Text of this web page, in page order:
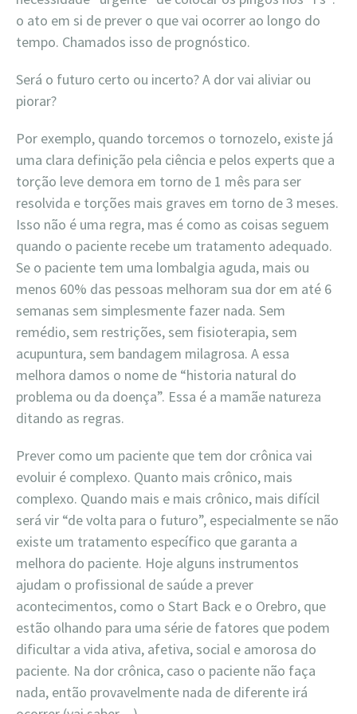
o ato em si de prever o que vai ocorrer ao longo do
tempo. Chamados isso de prognóstico.
Será o futuro certo ou incerto? A dor vai aliviar ou
piorar?
Por exemplo, quando torcemos o tornozelo, existe já
uma clara definição pela ciência e pelos experts que a
torção leve demora em torno de 1 mês para ser
resolvida e torções mais graves em torno de 3 meses.
Isso não é uma regra, mas é como as coisas seguem
quando o paciente recebe um tratamento adequado.
Se o paciente tem uma lombalgia aguda, mais ou
menos 60% das pessoas melhoram sua dor em até 6
semanas sem simplesmente fazer nada. Sem
remédio, sem restrições, sem fisioterapia, sem
acupuntura, sem bandagem milagrosa. A essa
melhora damos o nome de “historia natural do
problema ou da doença”. Essa é a mamãe natureza
ditando as regras.
Prever como um paciente que tem dor crônica vai
evoluir é complexo. Quanto mais crônico, mais
complexo. Quando mais e mais crônico, mais difícil
será vir “de volta para o futuro”, especialmente se não
existe um tratamento específico que garanta a
melhora do paciente. Hoje alguns instrumentos
ajudam o profissional de saúde a prever
acontecimentos, como o Start Back e o Orebro, que
estão olhando para uma série de fatores que podem
dificultar a vida ativa, afetiva, social e amorosa do
paciente. Na dor crônica, caso o paciente não faça
nada, então provavelmente nada de diferente irá